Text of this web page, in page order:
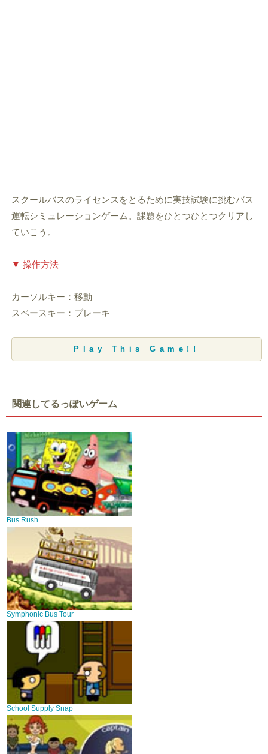
スクールバスのライセンスをとるために実技試験に挑むバス
運転シミュレーションゲーム。課題をひとつひとつクリアし
ていこう。
▼ 操作方法
カーソルキー：移動
スペースキー：ブレーキ
Play This Game!!
関連してるっぽいゲーム
Bus Rush
Symphonic Bus Tour
School Supply Snap